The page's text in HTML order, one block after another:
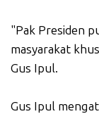
"Pak Presiden
masyarakat
Gus Ipul.
Gus Ipul